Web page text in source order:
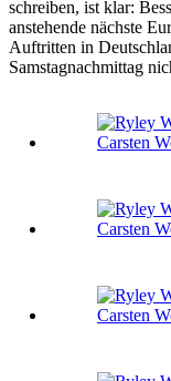
schreiben, ist klar:
anstehende nächste
Auftritten in
Samstagnachmittag